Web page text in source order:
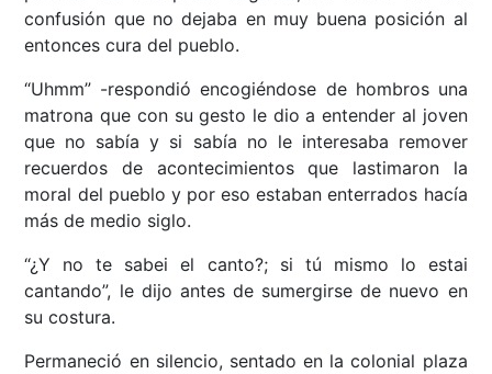
confusión que no dejaba en muy buena posición al
entonces cura del pueblo.
“Uhmm” -respondió encogiéndose de hombros una
matrona que con su gesto le dio a entender al joven
que no sabía y si sabía no le interesaba remover
recuerdos de acontecimientos que lastimaron la
moral del pueblo y por eso estaban enterrados hacía
más de medio siglo.
“¿Y no te sabei el canto?; si tú mismo lo estai
cantando”, le dijo antes de sumergirse de nuevo en
su costura.
Permaneció en silencio, sentado en la colonial plaza